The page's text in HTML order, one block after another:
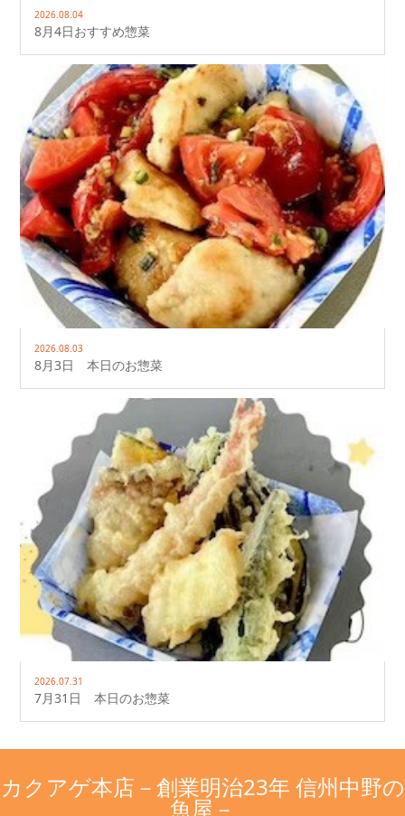
2026.08.04
8月4日おすすめ惣菜
2026.08.03
8月3日 本日のお惣菜
2026.07.31
7月31日 本日のお惣菜
カクアゲ本店－創業明治23年 信州中野の
魚屋－